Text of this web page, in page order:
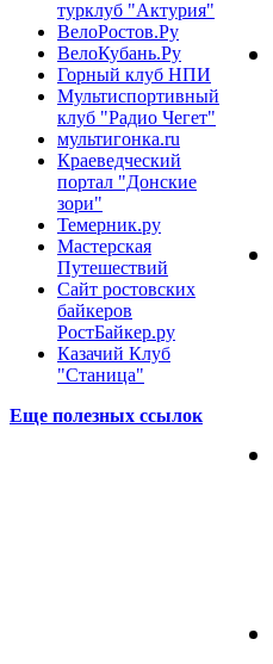
турклуб "Актурия"
ВелоРостов.Ру
ВелоКубань.Ру
Горный клуб НПИ
Мультиспортивный
клуб "Радио Чегет"
мультигонка.ru
Краеведческий
портал "Донские
зори"
Темерник.ру
Мастерская
Путешествий
Сайт ростовских
байкеров
РостБайкер.ру
Казачий Клуб
"Станица"
Еще полезных ссылок